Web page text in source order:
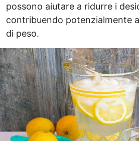
possono aiutare a ridurre i
contribuendo potenzialmente
di peso.